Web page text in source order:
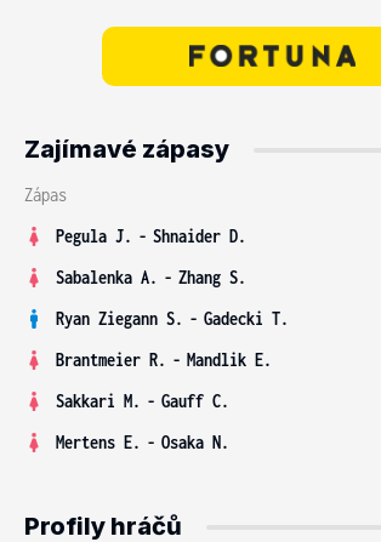
Zajímavé zápasy
Zápas
Pegula J. - Shnaider D.
Sabalenka A. - Zhang S.
Ryan Ziegann S. - Gadecki T.
Brantmeier R. - Mandlik E.
Sakkari M. - Gauff C.
Mertens E. - Osaka N.
Profily hráčů